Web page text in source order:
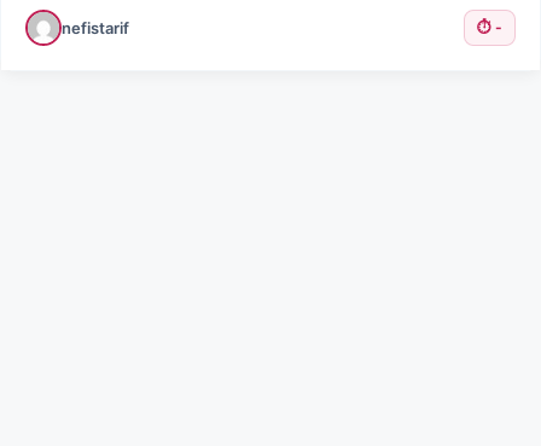
nefistarif ⏱️ -